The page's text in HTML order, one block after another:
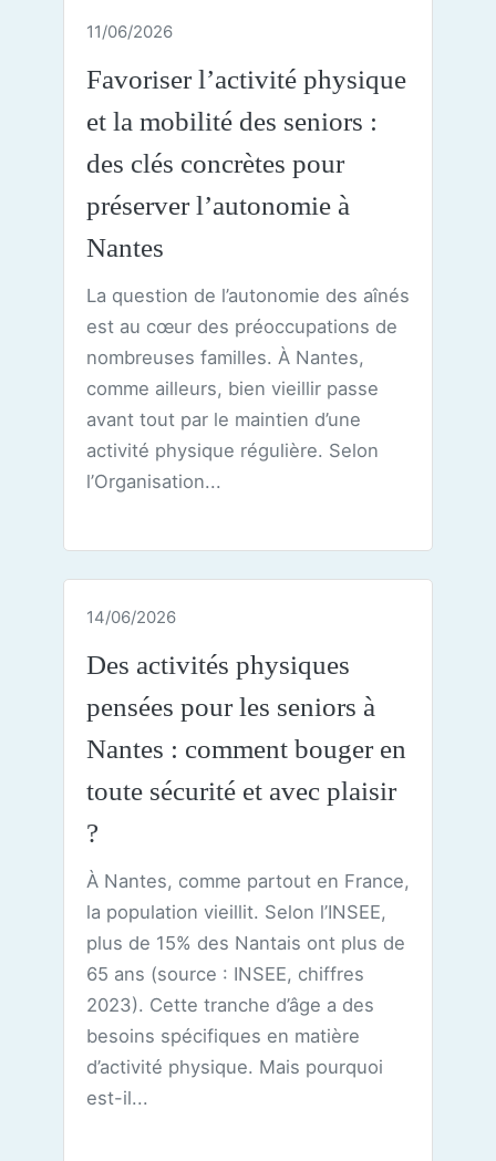
11/06/2026
Favoriser l’activité physique
et la mobilité des seniors :
des clés concrètes pour
préserver l’autonomie à
Nantes
La question de l’autonomie des aînés
est au cœur des préoccupations de
nombreuses familles. À Nantes,
comme ailleurs, bien vieillir passe
avant tout par le maintien d’une
activité physique régulière. Selon
l’Organisation...
14/06/2026
Des activités physiques
pensées pour les seniors à
Nantes : comment bouger en
toute sécurité et avec plaisir
?
À Nantes, comme partout en France,
la population vieillit. Selon l’INSEE,
plus de 15% des Nantais ont plus de
65 ans (source : INSEE, chiffres
2023). Cette tranche d’âge a des
besoins spécifiques en matière
d’activité physique. Mais pourquoi
est-il...